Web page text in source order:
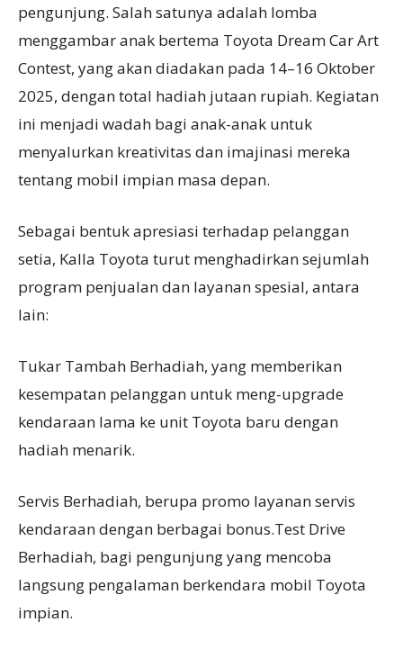
pengunjung. Salah satunya adalah lomba
menggambar anak bertema Toyota Dream Car Art
Contest, yang akan diadakan pada 14–16 Oktober
2025, dengan total hadiah jutaan rupiah. Kegiatan
ini menjadi wadah bagi anak-anak untuk
menyalurkan kreativitas dan imajinasi mereka
tentang mobil impian masa depan.
Sebagai bentuk apresiasi terhadap pelanggan
setia, Kalla Toyota turut menghadirkan sejumlah
program penjualan dan layanan spesial, antara
lain:
Tukar Tambah Berhadiah, yang memberikan
kesempatan pelanggan untuk meng-upgrade
kendaraan lama ke unit Toyota baru dengan
hadiah menarik.
Servis Berhadiah, berupa promo layanan servis
kendaraan dengan berbagai bonus.Test Drive
Berhadiah, bagi pengunjung yang mencoba
langsung pengalaman berkendara mobil Toyota
impian.